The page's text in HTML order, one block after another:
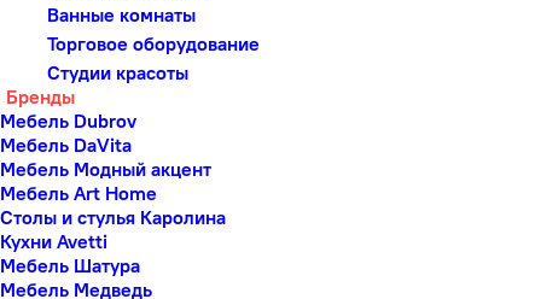
Ванные комнаты
Торговое оборудование
Студии красоты
Бренды
Мебель Dubrov
Мебель DaVita
Мебель Модный акцент
Мебель Art Home
Столы и стулья Каролина
Кухни Avetti
Мебель Шатура
Мебель Медведь